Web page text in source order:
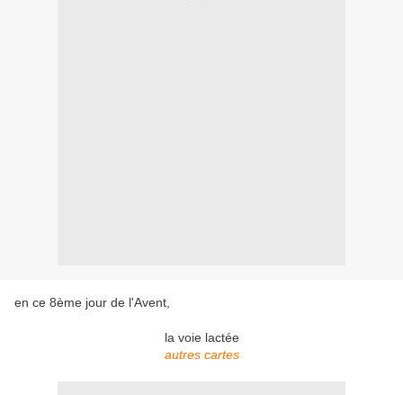
en ce 8ème jour de l'Avent,
la voie lactée
autres cartes